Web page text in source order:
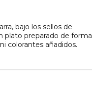
bajo los sellos de
plato preparado de forma
colorantes añadidos.